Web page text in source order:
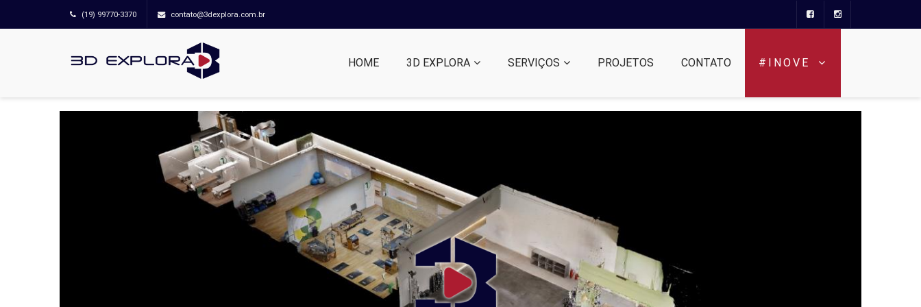
(19) 99770-3370 contato@3dexplora.com.br
HOME 3D EXPLORA SERVIÇOS PROJETOS CONTATO #INOVE